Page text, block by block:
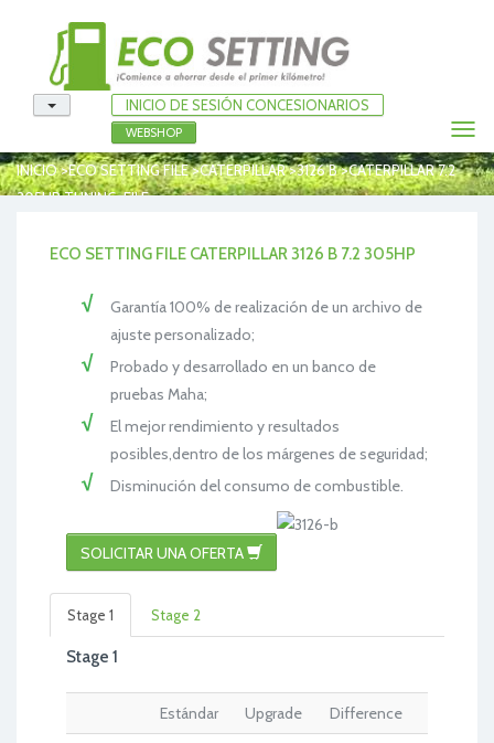
INICIO DE SESIÓN CONCESIONARIOS
WEBSHOP
INICIO>ECO SETTING FILE>CATERPILLAR>3126 B>CATERPILLAR 7.2
305HP TUNING-FILE
ECO SETTING FILE CATERPILLAR 3126 B 7.2 305HP
Garantía 100% de realización de un archivo de
ajuste personalizado;
Probado y desarrollado en un banco de
pruebas Maha;
El mejor rendimiento y resultados
posibles,dentro de los márgenes de seguridad;
Disminución del consumo de combustible.
SOLICITAR UNA OFERTA
Stage 1 Stage 2
Stage 1
Estándar Upgrade Difference